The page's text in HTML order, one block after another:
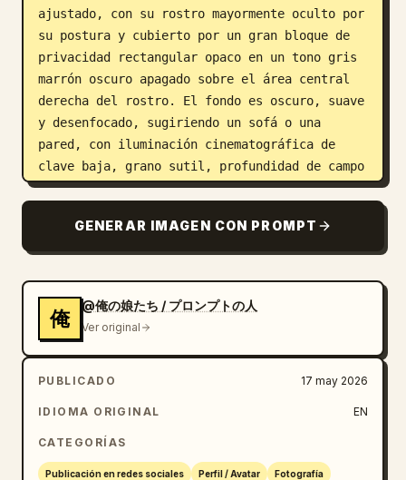
ajustado, con su rostro mayormente oculto por
su postura y cubierto por un gran bloque de
privacidad rectangular opaco en un tono gris
marrón oscuro apagado sobre el área central
derecha del rostro. El fondo es oscuro, suave
y desenfocado, sugiriendo un sofá o una
pared, con iluminación cinematográfica de
clave baja, grano sutil, profundidad de campo
reducida, tonos de piel realistas y una
composición vertical con una relación de
aspecto de 9:16 , sin texto visible, sin
GENERAR IMAGEN CON PROMPT
俺
@俺の娘たち / プロンプトの人
Ver original
PUBLICADO 17 may 2026
IDIOMA ORIGINAL EN
CATEGORÍAS
Publicación en redes sociales Perfil / Avatar Fotografía